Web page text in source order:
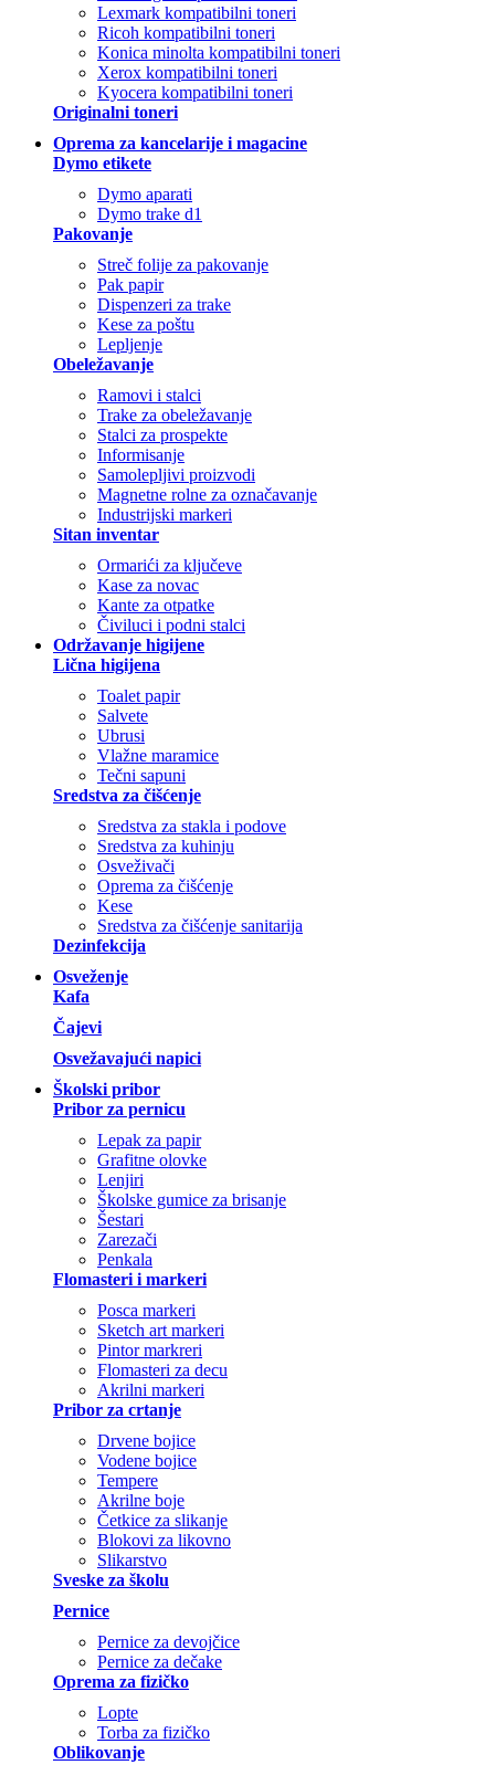
Lexmark kompatibilni toneri
Ricoh kompatibilni toneri
Konica minolta kompatibilni toneri
Xerox kompatibilni toneri
Kyocera kompatibilni toneri
Originalni toneri
Oprema za kancelarije i magacine
Dymo etikete
Dymo aparati
Dymo trake d1
Pakovanje
Streč folije za pakovanje
Pak papir
Dispenzeri za trake
Kese za poštu
Lepljenje
Obeležavanje
Ramovi i stalci
Trake za obeležavanje
Stalci za prospekte
Informisanje
Samolepljivi proizvodi
Magnetne rolne za označavanje
Industrijski markeri
Sitan inventar
Ormarići za ključeve
Kase za novac
Kante za otpatke
Čiviluci i podni stalci
Održavanje higijene
Lična higijena
Toalet papir
Salvete
Ubrusi
Vlažne maramice
Tečni sapuni
Sredstva za čišćenje
Sredstva za stakla i podove
Sredstva za kuhinju
Osveživači
Oprema za čišćenje
Kese
Sredstva za čišćenje sanitarija
Dezinfekcija
Osveženje
Kafa
Čajevi
Osvežavajući napici
Školski pribor
Pribor za pernicu
Lepak za papir
Grafitne olovke
Lenjiri
Školske gumice za brisanje
Šestari
Zarezači
Penkala
Flomasteri i markeri
Posca markeri
Sketch art markeri
Pintor markreri
Flomasteri za decu
Akrilni markeri
Pribor za crtanje
Drvene bojice
Vodene bojice
Tempere
Akrilne boje
Četkice za slikanje
Blokovi za likovno
Slikarstvo
Sveske za školu
Pernice
Pernice za devojčice
Pernice za dečake
Oprema za fizičko
Lopte
Torba za fizičko
Oblikovanje